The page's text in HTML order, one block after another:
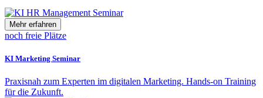
Mehr erfahren
noch freie Plätze
KI Marketing Seminar
Praxisnah zum Experten im digitalen Marketing. Hands-on Training
für die Zukunft.